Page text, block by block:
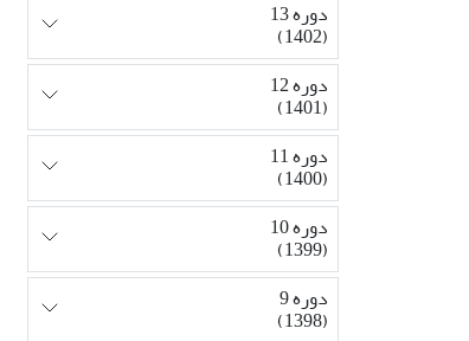
دوره 13
(1402)
دوره 12
(1401)
دوره 11
(1400)
دوره 10
(1399)
دوره 9
(1398)